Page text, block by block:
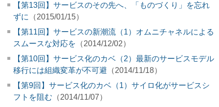
【第13回】サービスのその先へ、「ものづくり」を忘れ
ずに
（2015/01/15）
【第11回】サービスの新潮流（1）オムニチャネルによる
スムースな対応を （2014/12/02）
【第10回】サービス化のカベ（2）最新のサービスモデル
移行には組織変革が不可避 （2014/11/18）
【第9回】サービス化のカベ（1）サイロ化がサービスシ
フトを阻む （2014/11/07）